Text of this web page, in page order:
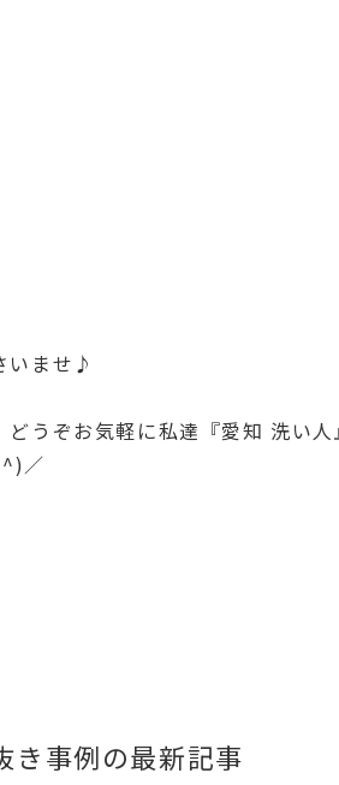
いませ♪
うぞお気軽に私達『愛知 洗い
／
き事例の最新記事